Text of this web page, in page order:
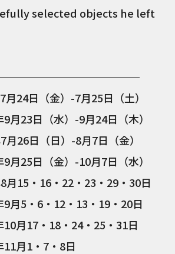
selected objects he left
24日（金）-7月25日（土）
（水）-9月24日（木）
日（日）-8月7日（金）
（金）-10月7日（水）
・16・22・23・29・30日
6・12・13・19・20日
・18・24・25・31日
1・7・8日